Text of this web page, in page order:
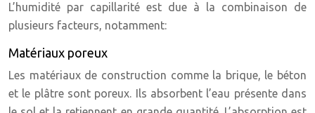
L’humidité par capillarité est due à la combinaison de
plusieurs facteurs, notamment:
Matériaux poreux
Les matériaux de construction comme la brique, le béton
et le plâtre sont poreux. Ils absorbent l’eau présente dans